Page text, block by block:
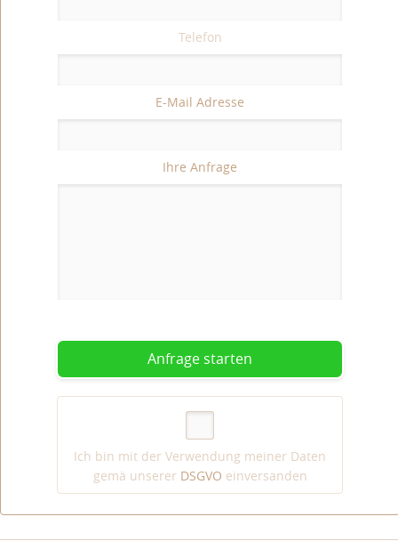
Telefon
E-Mail Adresse
Ihre Anfrage
Anfrage starten
Ich bin mit der Verwendung meiner Daten
gemä unserer DSGVO einversanden